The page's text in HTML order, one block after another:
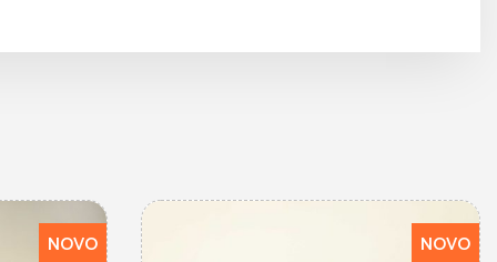
NOVO NOVO